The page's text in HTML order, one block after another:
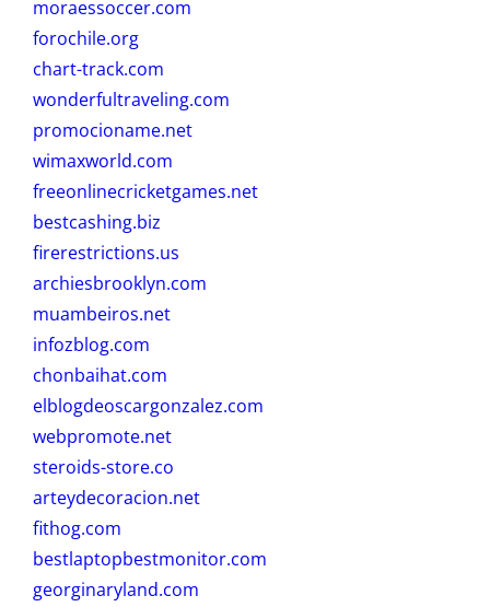
moraessoccer.com
forochile.org
chart-track.com
wonderfultraveling.com
promocioname.net
wimaxworld.com
freeonlinecricketgames.net
bestcashing.biz
firerestrictions.us
archiesbrooklyn.com
muambeiros.net
infozblog.com
chonbaihat.com
elblogdeoscargonzalez.com
webpromote.net
steroids-store.co
arteydecoracion.net
fithog.com
bestlaptopbestmonitor.com
georginaryland.com